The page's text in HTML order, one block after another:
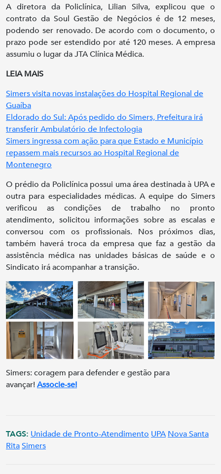
A diretora da Policlínica, Lilian Silva, explicou que o
contrato da Soul Gestão de Negócios é de 12 meses,
podendo ser renovado. De acordo com o documento, o
prazo pode ser estendido por até 120 meses. A empresa
assumiu o lugar da JTA Clínica Médica.
LEIA MAIS
Simers visita novas instalações do Hospital Regional de
Guaíba
Eldorado do Sul: Após pedido do Simers, Prefeitura irá
transferir Ambulatório de Infectologia
Simers ingressa com ação para que Estado e Município
repassem mais recursos ao Hospital Regional de
Montenegro
O prédio da Policlínica possui uma área destinada à UPA e
outra para especialidades médicas. A equipe do Simers
verificou as condições de trabalho no pronto
atendimento, solicitou informações sobre as escalas e
conversou com os profissionais. Nos próximos dias,
também haverá troca da empresa que faz a gestão da
assistência médica nas unidades básicas de saúde e o
Sindicato irá acompanhar a transição.
Simers: coragem para defender e gestão para
avançar!Associe-se!
TAGS: Unidade de Pronto-Atendimento UPA Nova Santa
RitaSimers